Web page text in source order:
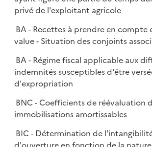
privé de l'exploitant agricole
BA - Recettes à prendre en compte
value - Situation des conjoints
BA - Régime fiscal applicable aux
indemnités susceptibles d'être
d'expropriation
BNC - Coefficients de réévaluation
immobilisations amortissables
BIC - Détermination de